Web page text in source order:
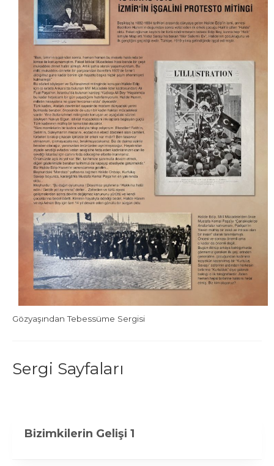
Bize ulaşın
Gözyaşından Tebessüme Sergisi
Sergi Sayfaları
Bizimkilerin Gelişi 1